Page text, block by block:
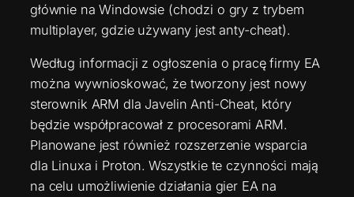
głównie na Windowsie (chodzi o gry z trybem
multiplayer, gdzie używany jest anty-cheat).
Według informacji z ogłoszenia o pracę firmy EA
można wywnioskować, że tworzony jest nowy
sterownik ARM dla Javelin Anti-Cheat, który
będzie współpracował z procesorami ARM.
Planowane jest również rozszerzenie wsparcia
dla Linuxa i Proton. Wszystkie te czynności mają
na celu umożliwienie działania gier EA na